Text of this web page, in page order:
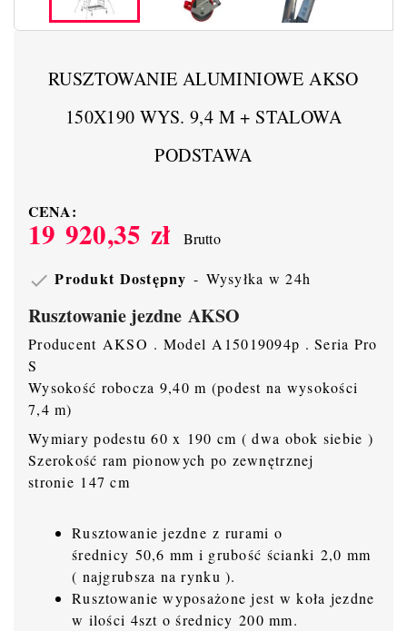
RUSZTOWANIE ALUMINIOWE AKSO
150X190 WYS. 9,4 M + STALOWA
PODSTAWA
CENA:
19 920,35 zł Brutto
 Produkt Dostępny Wysyłka w 24h
Rusztowanie jezdne AKSO
Producent AKSO . Model A15019094p . Seria Pro
S
Wysokość robocza 9,40 m (podest na wysokości
7,4 m)
Wymiary podestu 60 x 190 cm ( dwa obok siebie )
Szerokość ram pionowych po zewnętrznej
stronie 147 cm
Rusztowanie jezdne z rurami o
średnicy 50,6 mm i grubość ścianki 2,0 mm
( najgrubsza na rynku ).
Rusztowanie wyposażone jest w koła jezdne
w ilości 4szt o średnicy 200 mm.